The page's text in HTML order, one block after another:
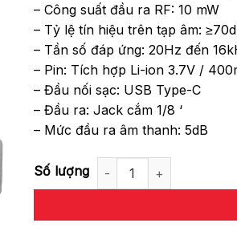
– Công suất đầu ra RF: 10 mW
– Tỷ lệ tín hiệu trên tạp âm:
– Tần số đáp ứng: 20Hz đến
– Pin: Tích hợp Li-ion 3.7V /
– Đầu nối sạc: USB Type-C
– Đầu ra: Jack cắm 1/8 ‘
– Mức đầu ra âm thanh: 5dB
Microphone Saramonic Blink 500 B1